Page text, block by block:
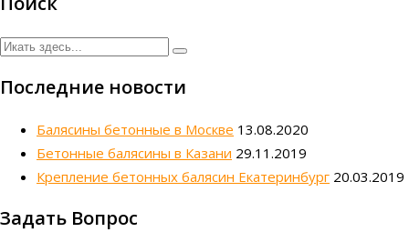
Последние новости
Балясины бетонные в Москве 13.08.2020
Бетонные балясины в Казани 29.11.2019
Крепление бетонных балясин Екатеринбург 20.03.2019
Задать Вопрос